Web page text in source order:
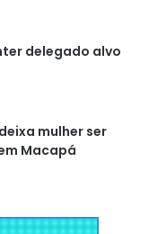
delegado alvo
mulher ser
Macapá